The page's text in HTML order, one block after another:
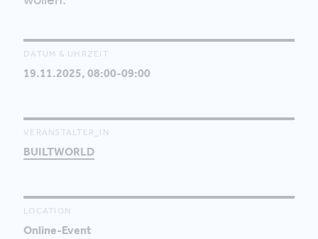
DATUM & UHRZEIT
19.11.2025, 08:00-09:00
VERANSTALTER_IN
BUILTWORLD
LOCATION
Online-Event